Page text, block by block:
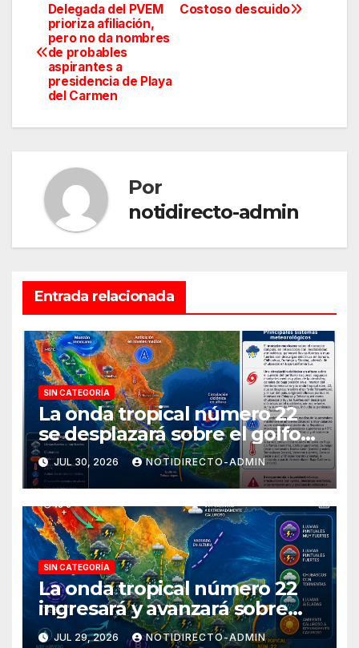
Navegación
de
entradas
Costoso descuido
Delegada del PVEM
prioriza afiliación,
pero no da nombres
de probables
aspirantes a
presidencia de Playa
del Carmen
Por
notidirecto-admin
Entrada relacionada
SIN CATEGORÍA
La onda tropical número 22
se desplazará sobre el golfo
de Tehuantepec y el sur del
país
JUL 30, 2026 NOTIDIRECTO-ADMIN
SIN CATEGORÍA
La onda tropical número 22
ingresará y avanzará sobre
México
JUL 29, 2026 NOTIDIRECTO-ADMIN